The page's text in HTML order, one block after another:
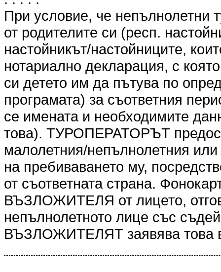
При условие, че непълнолетни
от родителите си (респ.
настойникът/настойниците,
нотариално декларация, с
си детето им да пътува по
програмата) за съответния
се имената и необходимите
това). ТУРОПЕРАТОРЪТ
малолетния/непълнолетния
на пребиваването му,
от съответната страна.
ВЪЗЛОЖИТЕЛЯ от лицето,
непълнолетното лице със
ВЪЗЛОЖИТЕЛЯТ заявява това